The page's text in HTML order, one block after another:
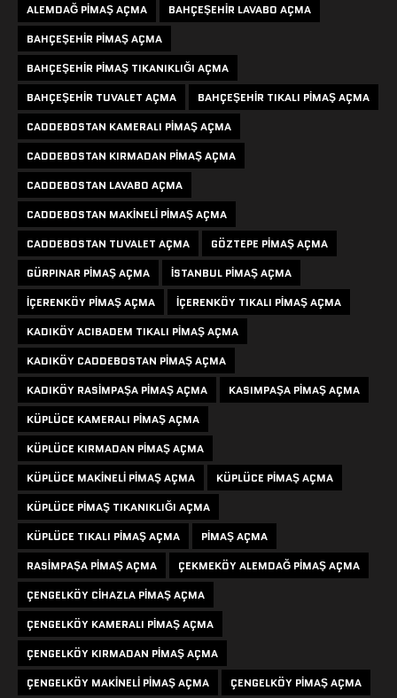
ALEMDAĞ PIMAŞ AÇMA
BAHÇEŞEHIR LAVABO AÇMA
BAHÇEŞEHIR PIMAŞ AÇMA
BAHÇEŞEHIR PIMAŞ TIKANIKLIĞI AÇMA
BAHÇEŞEHIR TUVALET AÇMA
BAHÇEŞEHIR TIKALI PIMAŞ AÇMA
CADDEBOSTAN KAMERALI PIMAŞ AÇMA
CADDEBOSTAN KIRMADAN PIMAŞ AÇMA
CADDEBOSTAN LAVABO AÇMA
CADDEBOSTAN MAKINELI PIMAŞ AÇMA
CADDEBOSTAN TUVALET AÇMA
GÖZTEPE PIMAŞ AÇMA
GÜRPINAR PIMAŞ AÇMA
ISTANBUL PIMAŞ AÇMA
IÇERENKÖY PIMAŞ AÇMA
IÇERENKÖY TIKALI PIMAŞ AÇMA
KADIKÖY ACIBADEM TIKALI PIMAŞ AÇMA
KADIKÖY CADDEBOSTAN PIMAŞ AÇMA
KADIKÖY RASIMPAŞA PIMAŞ AÇMA
KASIMPAŞA PIMAŞ AÇMA
KÜPLÜCE KAMERALI PIMAŞ AÇMA
KÜPLÜCE KIRMADAN PIMAŞ AÇMA
KÜPLÜCE MAKINELI PIMAŞ AÇMA
KÜPLÜCE PIMAŞ AÇMA
KÜPLÜCE PIMAŞ TIKANIKLIĞI AÇMA
KÜPLÜCE TIKALI PIMAŞ AÇMA
PIMAŞ AÇMA
RASIMPAŞA PIMAŞ AÇMA
ÇEKMEKÖY ALEMDAĞ PIMAŞ AÇMA
ÇENGELKÖY CIHAZLA PIMAŞ AÇMA
ÇENGELKÖY KAMERALI PIMAŞ AÇMA
ÇENGELKÖY KIRMADAN PIMAŞ AÇMA
ÇENGELKÖY MAKINELI PIMAŞ AÇMA
ÇENGELKÖY PIMAŞ AÇMA